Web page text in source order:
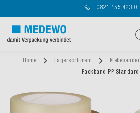
0821 455 423 0
Home Lagersortiment Klebebänder
Packband PP Standard